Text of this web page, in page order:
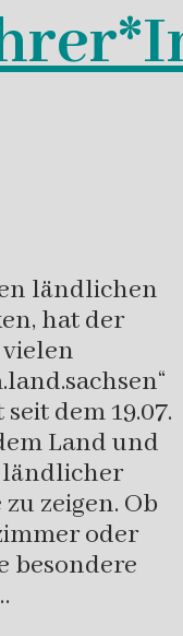
ländlichen
hat der
dem 19.07.
Land und
ländlicher
zeigen. Ob
oder
besondere